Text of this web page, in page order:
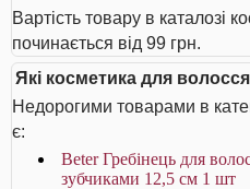
Вартість товару в каталозі
починається від 99 грн.
Які косметика для
Недорогими товарами в
є:
Beter Гребінець для
зубчиками 12,5 см 1 шт